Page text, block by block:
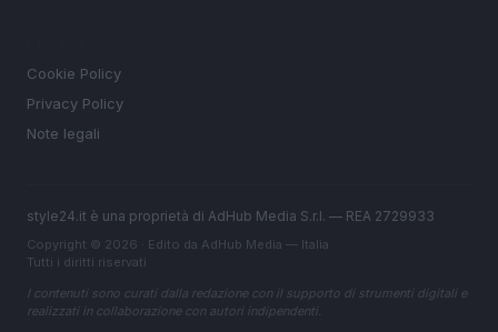
Cookie Policy
Privacy Policy
Note legali
style24.it è una proprietà di AdHub Media S.r.l. — REA 2729933
Copyright © 2026 · Edito da AdHub Media — Italia
Tutti i diritti riservati
I contenuti sono curati dalla redazione con il supporto di strumenti digitali e
realizzati in collaborazione con autori indipendenti.